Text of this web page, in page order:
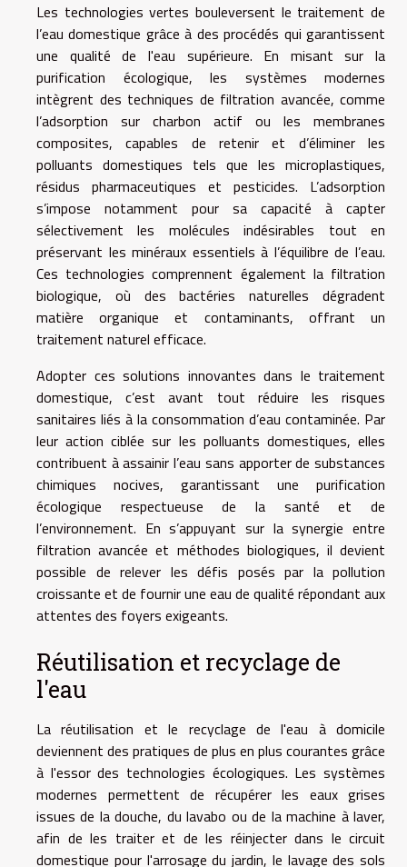
Les technologies vertes bouleversent le traitement de
l’eau domestique grâce à des procédés qui garantissent
une qualité de l'eau supérieure. En misant sur la
purification écologique, les systèmes modernes
intègrent des techniques de filtration avancée, comme
l’adsorption sur charbon actif ou les membranes
composites, capables de retenir et d’éliminer les
polluants domestiques tels que les microplastiques,
résidus pharmaceutiques et pesticides. L’adsorption
s’impose notamment pour sa capacité à capter
sélectivement les molécules indésirables tout en
préservant les minéraux essentiels à l’équilibre de l’eau.
Ces technologies comprennent également la filtration
biologique, où des bactéries naturelles dégradent
matière organique et contaminants, offrant un
traitement naturel efficace.
Adopter ces solutions innovantes dans le traitement
domestique, c’est avant tout réduire les risques
sanitaires liés à la consommation d’eau contaminée. Par
leur action ciblée sur les polluants domestiques, elles
contribuent à assainir l’eau sans apporter de substances
chimiques nocives, garantissant une purification
écologique respectueuse de la santé et de
l’environnement. En s’appuyant sur la synergie entre
filtration avancée et méthodes biologiques, il devient
possible de relever les défis posés par la pollution
croissante et de fournir une eau de qualité répondant aux
attentes des foyers exigeants.
Réutilisation et recyclage de
l'eau
La réutilisation et le recyclage de l'eau à domicile
deviennent des pratiques de plus en plus courantes grâce
à l'essor des technologies écologiques. Les systèmes
modernes permettent de récupérer les eaux grises
issues de la douche, du lavabo ou de la machine à laver,
afin de les traiter et de les réinjecter dans le circuit
domestique pour l'arrosage du jardin, le lavage des sols